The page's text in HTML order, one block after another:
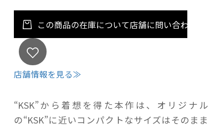
この商品の在庫について店舗に問い合わせる
店舗情報を見る≫
“KSK”から着想を得た本作は、オリジナル
の“KSK”に近いコンパクトなサイズはそのまま